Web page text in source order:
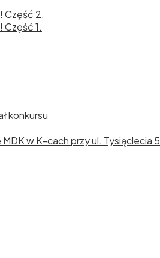
Część 2.
1.
konkursu
w K-cach przy ul. Tysiąclecia 5